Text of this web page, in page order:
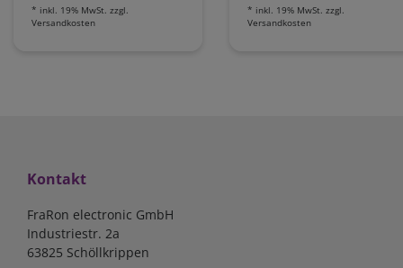
* inkl. 19% MwSt. zzgl.
Versandkosten
* inkl. 19% MwSt. zzgl.
Versandkosten
Kontakt
FraRon electronic GmbH
Industriestr. 2a
63825 Schöllkrippen